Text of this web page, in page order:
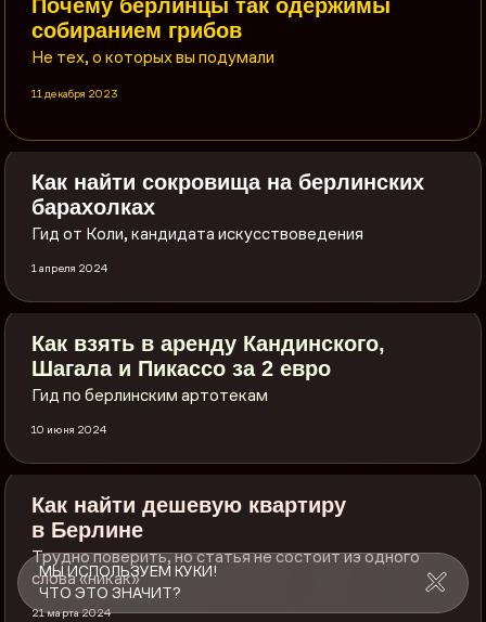
Почему берлинцы так одержимы
собиранием грибов
Не тех, о которых вы подумали
11 декабря 2023
Как найти сокровища на берлинских
барахолках
Гид от Коли, кандидата искусствоведения
1 апреля 2024
Как взять в аренду Кандинского,
Шагала и Пикассо за 2 евро
Гид по берлинским артотекам
10 июня 2024
Как найти дешевую квартиру
в Берлине
Трудно поверить, но статья не состоит из одного
слова «никак»
21 марта 2024
МЫ ИСПОЛЬЗУЕМ КУКИ!
ЧТО ЭТО ЗНАЧИТ?